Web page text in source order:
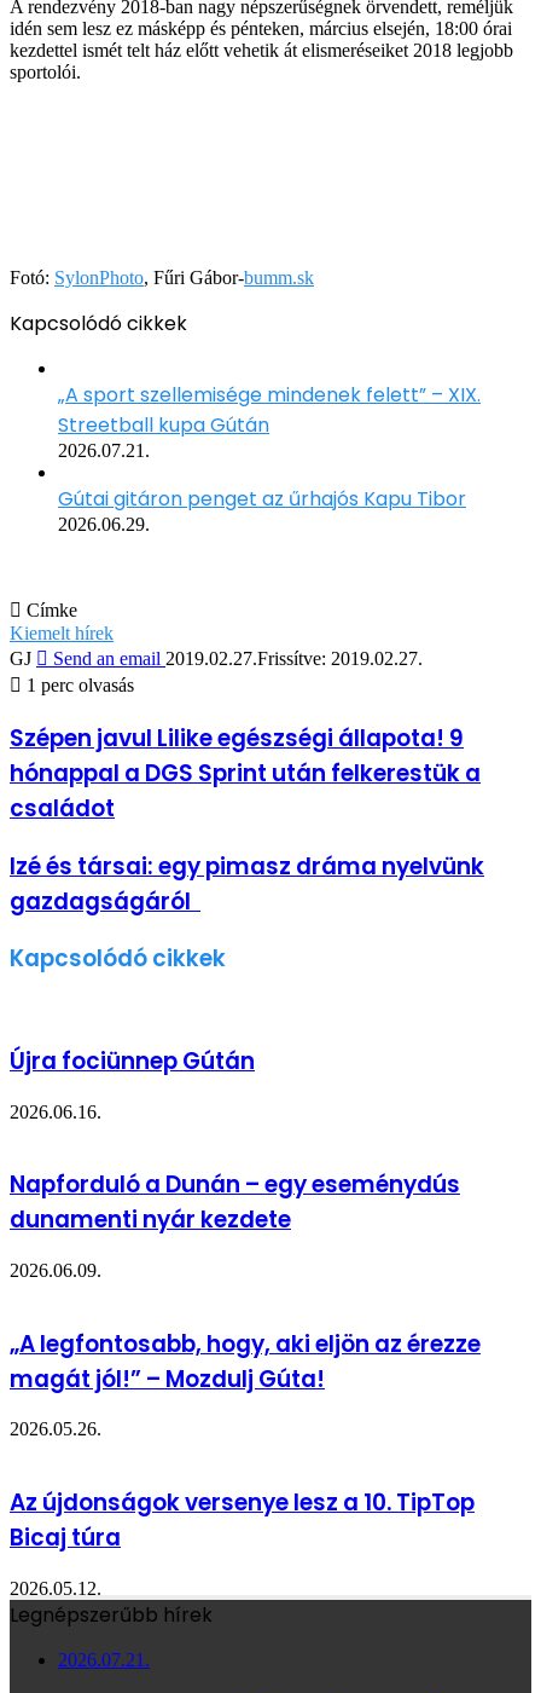
A rendezvény 2018-ban nagy népszerűségnek örvendett, reméljük
idén sem lesz ez másképp és pénteken, március elsején, 18:00 órai
kezdettel ismét telt ház előtt vehetik át elismeréseiket 2018 legjobb
sportolói.
Fotó: SylonPhoto, Fűri Gábor-bumm.sk
Kapcsolódó cikkek
„A sport szellemisége mindenek felett” – XIX.
Streetball kupa Gútán
2026.07.21.
Gútai gitáron penget az űrhajós Kapu Tibor
2026.06.29.
Címke
Kiemelt hírek
GJ
Send an email 2019.02.27.Frissítve: 2019.02.27.
1 perc olvasás
Szépen javul Lilike egészségi állapota! 9
hónappal a DGS Sprint után felkerestük a
családot
Izé és társai: egy pimasz dráma nyelvünk
gazdagságáról
Kapcsolódó cikkek
Újra fociünnep Gútán
2026.06.16.
Napforduló a Dunán – egy eseménydús
dunamenti nyár kezdete
2026.06.09.
„A legfontosabb, hogy, aki eljön az érezze
magát jól!” – Mozdulj Gúta!
2026.05.26.
Az újdonságok versenye lesz a 10. TipTop
Bicaj túra
2026.05.12.
Legnépszerűbb hírek
2026.07.21.